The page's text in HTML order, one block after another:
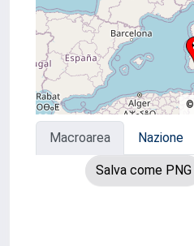
©
Macroarea Nazione
Salva come PNG